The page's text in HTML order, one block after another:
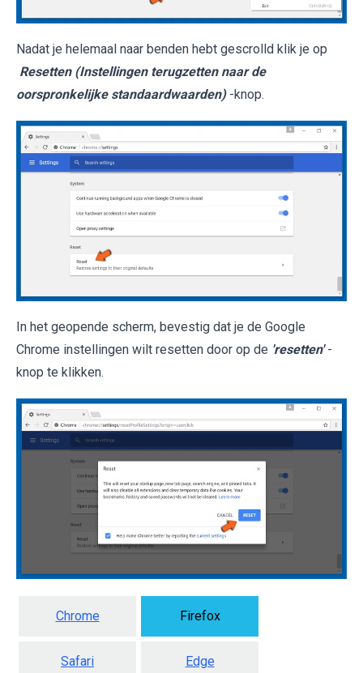
Nadat je helemaal naar benden hebt gescrolld klik je op
Resetten (Instellingen terugzetten naar de
oorspronkelijke standaardwaarden) -knop.
In het geopende scherm, bevestig dat je de Google
Chrome instellingen wilt resetten door op de 'resetten' -
knop te klikken.
Chrome Firefox
Safari Edge